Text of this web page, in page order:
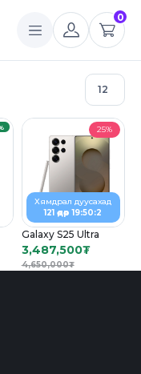
0
25%
Хямдрал дуусахад
121 өдөр 19:50:2
Galaxy S25 Ultra
3,487,500₮
4,650,000₮